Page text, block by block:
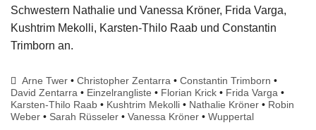
Schwestern Nathalie und Vanessa Kröner, Frida Varga,
Kushtrim Mekolli, Karsten-Thilo Raab und Constantin
Trimborn an.
Arne Twer •Christopher Zentarra •Constantin Trimborn •
David Zentarra • Einzelrangliste • Florian Krick • Frida Varga •
Karsten-Thilo Raab • Kushtrim Mekolli • Nathalie Kröner • Robin
Weber • Sarah Rüsseler • Vanessa Kröner • Wuppertal